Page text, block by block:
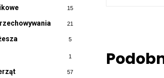
15
21
5
1
57